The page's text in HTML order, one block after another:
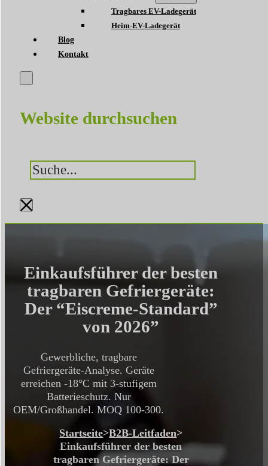
Tragbares EV-Ladegerät
Heim-EV-Ladegerät
Blog
Kontakt
Website durchsuchen
Suchen
×
Einkaufsführer der besten
tragbaren Gefriergeräte:
Der “Eiscreme-Standard”
von 2026”
Gewerbliche, tragbare
Gefriergeräte-Analyse. Geräte
erreichen -18°C mit 3-stufigem
Batterieschutz. Nur
OEM/Großhandel. MOQ 100-300.
Startseite>B2B-Leitfaden>
Einkaufsführer der besten
tragbaren Gefriergeräte: Der